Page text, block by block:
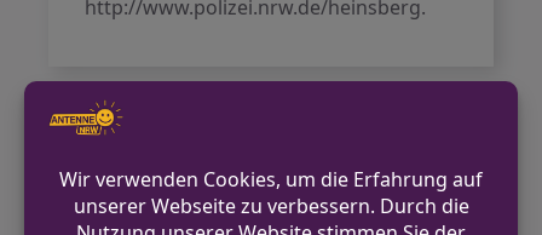
http://www.polizei.nrw.de/heinsberg.
VORHERIGER BEITRAG
Einbruch in Kellerräume eines
NÄCHSTER BEITRAG
Holzwickede: Verkehrsunfall mit flüchtigem
Fahrer – Zeugen gesucht